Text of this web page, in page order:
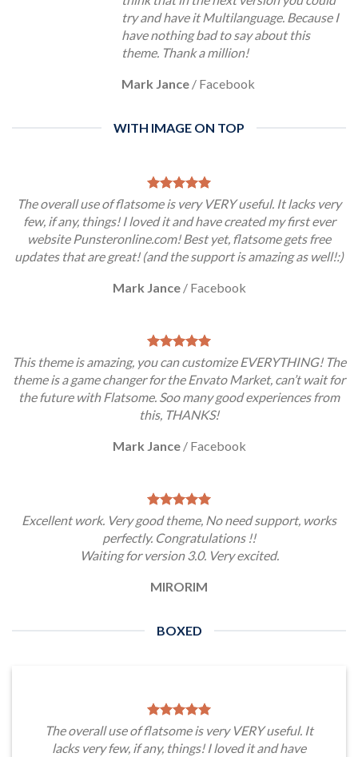
try and have it Multilanguage. Because I
have nothing bad to say about this
theme. Thank a million!
Mark Jance / Facebook
WITH IMAGE ON TOP
The overall use of flatsome is very VERY useful. It lacks very
few, if any, things! I loved it and have created my first ever
website Punsteronline.com! Best yet, flatsome gets free
updates that are great! (and the support is amazing as well!:)
Mark Jance / Facebook
This theme is amazing, you can customize EVERYTHING! The
theme is a game changer for the Envato Market, can’t wait for
the future with Flatsome. Soo many good experiences from
this, THANKS!
Mark Jance / Facebook
Excellent work. Very good theme, No need support, works
perfectly. Congratulations !!
Waiting for version 3.0. Very excited.
MIRORIM
BOXED
The overall use of flatsome is very VERY useful. It
lacks very few, if any, things! I loved it and have